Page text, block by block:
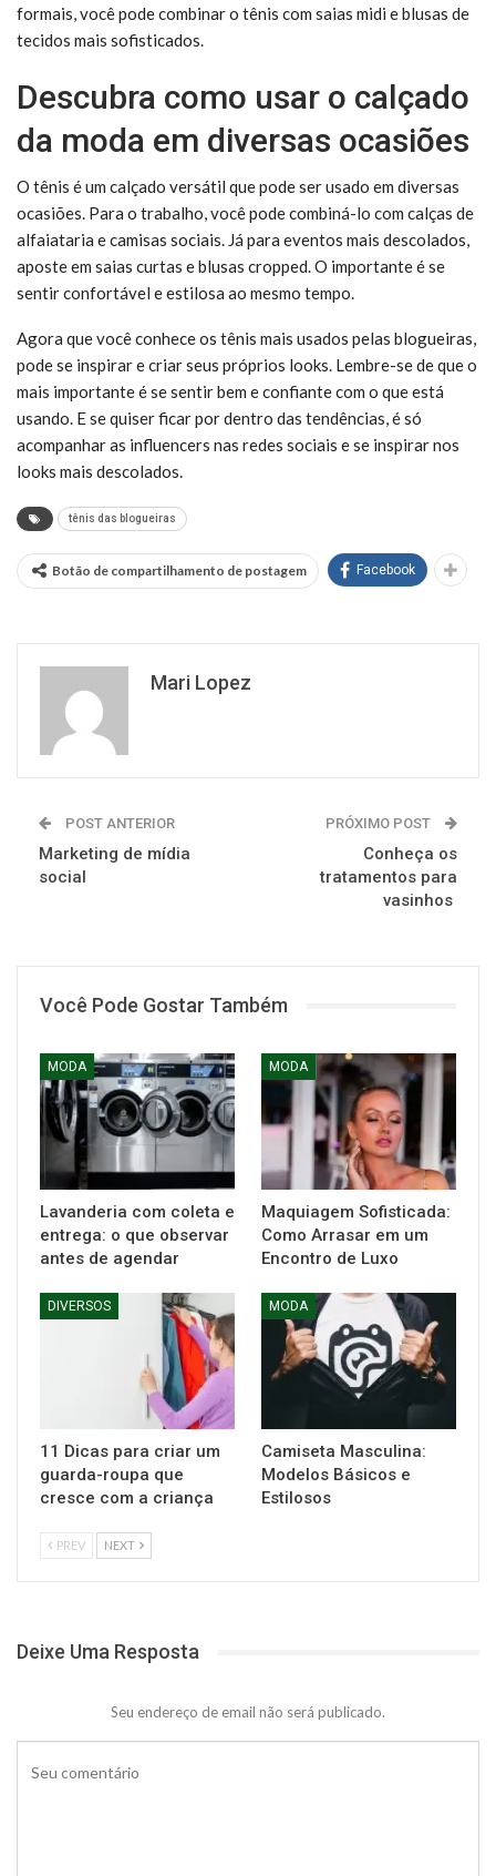
formais, você pode combinar o tênis com saias midi e blusas de
tecidos mais sofisticados.
Descubra como usar o calçado
da moda em diversas ocasiões
O tênis é um calçado versátil que pode ser usado em diversas
ocasiões. Para o trabalho, você pode combiná-lo com calças de
alfaiataria e camisas sociais. Já para eventos mais descolados,
aposte em saias curtas e blusas cropped. O importante é se
sentir confortável e estilosa ao mesmo tempo.
Agora que você conhece os tênis mais usados pelas blogueiras,
pode se inspirar e criar seus próprios looks. Lembre-se de que o
mais importante é se sentir bem e confiante com o que está
usando. E se quiser ficar por dentro das tendências, é só
acompanhar as influencers nas redes sociais e se inspirar nos
looks mais descolados.
tênis das blogueiras
Botão de compartilhamento de postagem Facebook
Mari Lopez
POST ANTERIOR
Marketing de mídia
social
PRÓXIMO POST
Conheça os
tratamentos para
vasinhos
Você Pode Gostar Também
MODA
Lavanderia com coleta e
entrega: o que observar
antes de agendar
MODA
Maquiagem Sofisticada:
Como Arrasar em um
Encontro de Luxo
DIVERSOS
11 Dicas para criar um
guarda-roupa que
cresce com a criança
MODA
Camiseta Masculina:
Modelos Básicos e
Estilosos
PREV NEXT
Deixe Uma Resposta
Seu endereço de email não será publicado.